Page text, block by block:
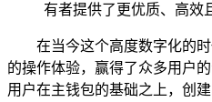
有者提供了更优质、高效
在当今这个高度数字化的
的操作体验，赢得了众多用户
用户在主钱包的基础之上，创